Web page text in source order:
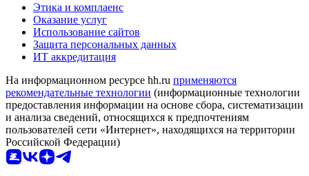
Этика и комплаенс
Оказание услуг
Использование сайтов
Защита персональных данных
ИТ аккредитация
На информационном ресурсе hh.ru применяются
рекомендательные технологии (информационные технологии
предоставления информации на основе сбора, систематизации
и анализа сведений, относящихся к предпочтениям
пользователей сети «Интернет», находящихся на территории
Российской Федерации)